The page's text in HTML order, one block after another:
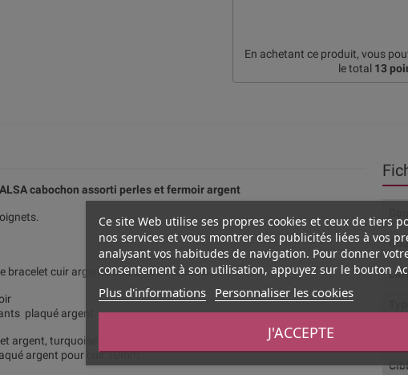
En achetant ce produit, vous
le total 13
cabochon assorti perles et fermoir argent
bracelet cuir argenté saura vous séduire.
plaqué argent
argent, turquoise et argent
argent pour cuir 10mm
Ce site Web utilise ses propres cookies et ceux de tiers
nos services et vous montrer des publicités liées à vos
analysant vos habitudes de navigation. Pour donner
consentement à son utilisation, appuyez sur le bouton
Plus d'informations Personnaliser les cookies
J'ACCEPTE